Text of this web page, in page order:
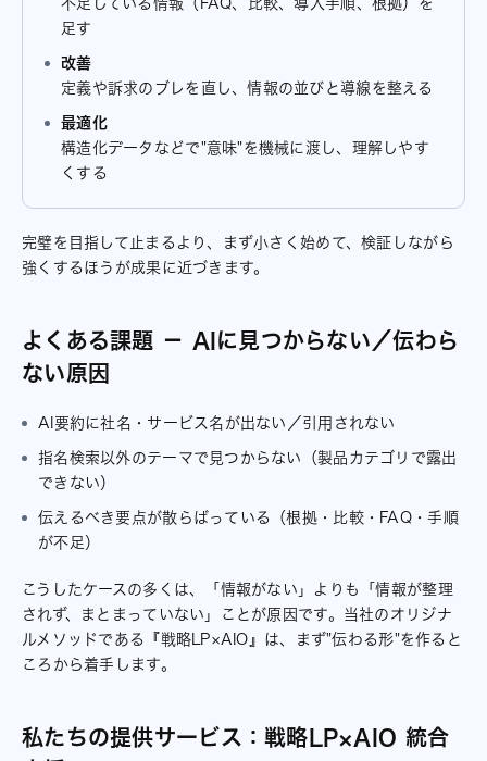
不足している情報（FAQ、比較、導入手順、根拠）を
足す
改善
定義や訴求のブレを直し、情報の並びと導線を整える
最適化
構造化データなどで"意味"を機械に渡し、理解しやす
くする
完璧を目指して止まるより、まず小さく始めて、検証しながら
強くするほうが成果に近づきます。
よくある課題 － AIに見つからない／伝わら
ない原因
AI要約に社名・サービス名が出ない／引用されない
指名検索以外のテーマで見つからない（製品カテゴリで露出
できない）
伝えるべき要点が散らばっている（根拠・比較・FAQ・手順
が不足）
こうしたケースの多くは、「情報がない」よりも「情報が整理
されず、まとまっていない」ことが原因です。当社のオリジナ
ルメソッドである『戦略LP×AIO』は、まず"伝わる形"を作ると
ころから着手します。
私たちの提供サービス：戦略LP×AIO 統合